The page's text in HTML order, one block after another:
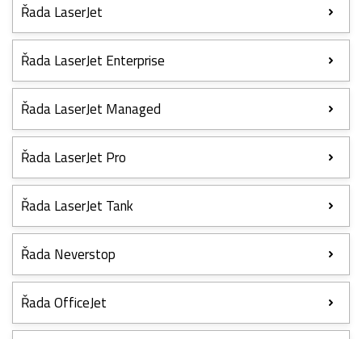
Řada LaserJet
Řada LaserJet Enterprise
Řada LaserJet Managed
Řada LaserJet Pro
Řada LaserJet Tank
Řada Neverstop
Řada OfficeJet